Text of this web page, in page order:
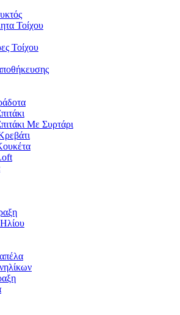
Τοίχου
Τοίχου
Με Συρτάρι